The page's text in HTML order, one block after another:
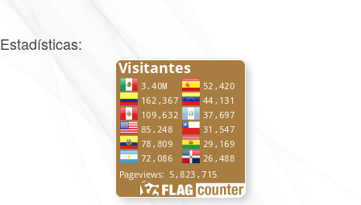
Estadísticas: